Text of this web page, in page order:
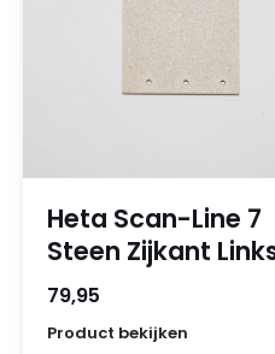
Heta Scan-Line 7
Steen Zijkant
79,95
Product bekijken